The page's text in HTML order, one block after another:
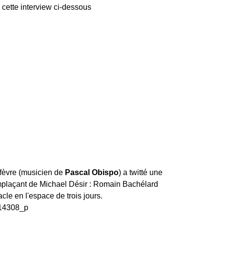
interview ci-dessous
(musicien de Pascal Obispo) a twitté une
de Michael Désir : Romain Bachélard
en l'espace de trois jours.